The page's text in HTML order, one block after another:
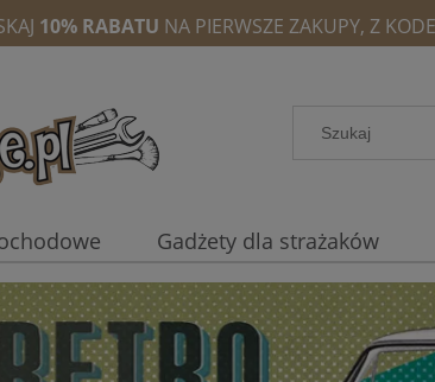
10% RABATU NA PIERWSZE ZAKUPY, Z
Gadżety dla strażaków